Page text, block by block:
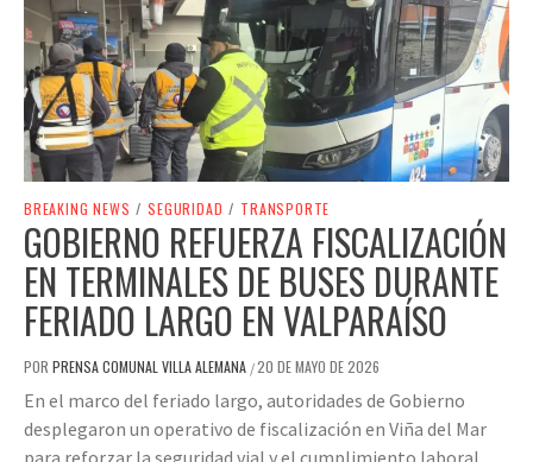
BREAKING NEWS / SEGURIDAD / TRANSPORTE
GOBIERNO REFUERZA FISCALIZACIÓN
EN TERMINALES DE BUSES DURANTE
FERIADO LARGO EN VALPARAÍSO
POR PRENSA COMUNAL VILLA ALEMANA /20 DE MAYO DE 2026
En el marco del feriado largo, autoridades de Gobierno
desplegaron un operativo de fiscalización en Viña del Mar
para reforzar la seguridad vial y el cumplimiento laboral